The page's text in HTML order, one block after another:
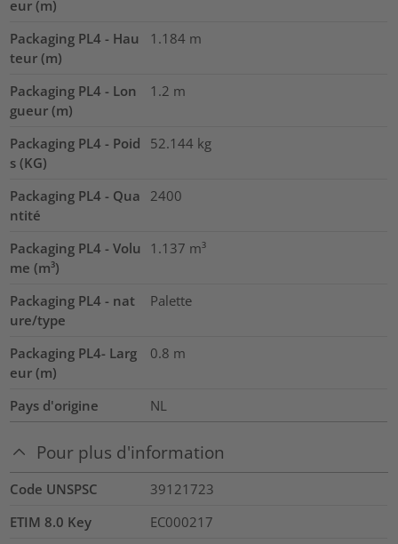
eur (m)
Packaging PL4 - Hau
teur (m)
1.184 m
Packaging PL4 - Lon
gueur (m)
1.2 m
Packaging PL4 - Poid
s (KG)
52.144 kg
Packaging PL4 - Qua
ntité
2400
Packaging PL4 - Volu
me (m³)
1.137 m³
Packaging PL4 - nat
ure/type
Palette
Packaging PL4- Larg
eur (m)
0.8 m
Pays d'origine NL
Pour plus d'information
Code UNSPSC
39121723
ETIM 8.0 Key
EC000217